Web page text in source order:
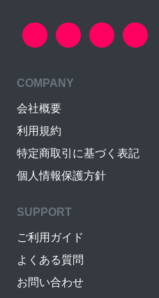
COMPANY
会社概要
利用規約
特定商取引に基づく表記
個人情報保護方針
SUPPORT
ご利用ガイド
よくある質問
お問い合わせ